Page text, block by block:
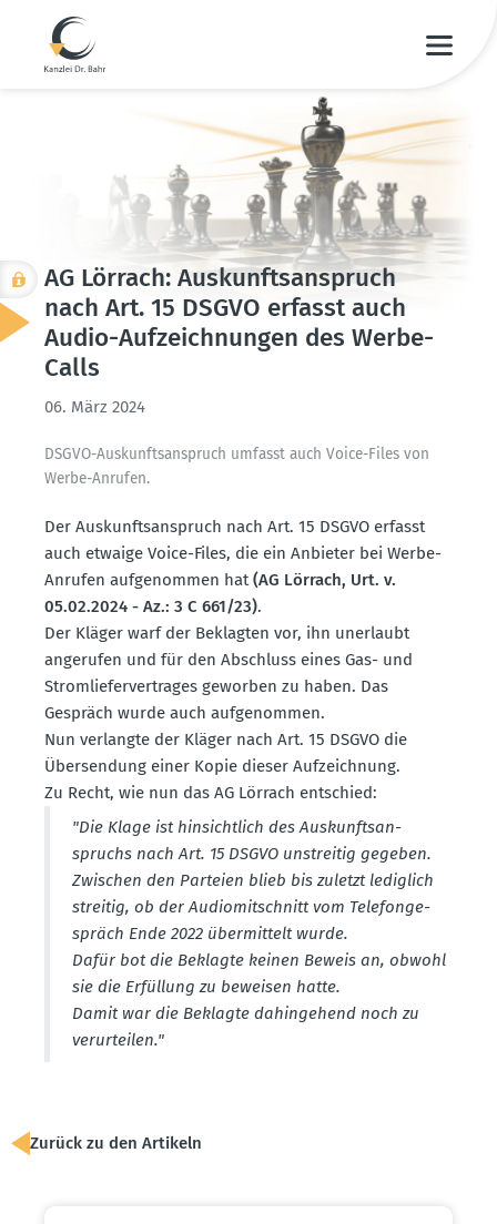
AG Lörrach: Auskunfts­an­spruch
nach Art. 15 DSGVO erfasst auch
Audio-Aufzeich­nungen des Werbe-
Calls
06. März 2024
DSGVO-Auskunfts­an­spruch umfasst auch Voice-Files von
Werbe-Anrufen.
Der Auskunfts­an­spruch nach Art. 15 DSGVO erfasst
auch etwaige Voice-Files, die ein Anbieter bei Werbe-
Anrufen aufge­nommen hat(AG Lörrach, Urt. v.
05.02.2024 - Az.: 3 C 661/23).
Der Kläger warf der Beklagten vor, ihn unerlaubt
angerufen und für den Abschluss eines Gas- und
Strom­lie­fer­ver­trages geworben zu haben. Das
Gespräch wurde auch aufge­nommen.
Nun verlangte der Kläger nach Art. 15 DSGVO die
Übersendung einer Kopie dieser Aufzeichnung.
Zu Recht, wie nun das AG Lörrach entschied:
"Die Klage ist hinsichtlich des Auskunfts­an­
spruchs nach Art. 15 DSGVO unstreitig gegeben.
Zwischen den Parteien blieb bis zuletzt lediglich
streitig, ob der Audio­mit­schnitt vom Telefon­ge­
spräch Ende 2022 übermittelt wurde.
Dafür bot die Beklagte keinen Beweis an, obwohl
sie die Erfüllung zu beweisen hatte.
Damit war die Beklagte dahin­gehend noch zu
verur­teilen."
Zurück zu den Artikeln